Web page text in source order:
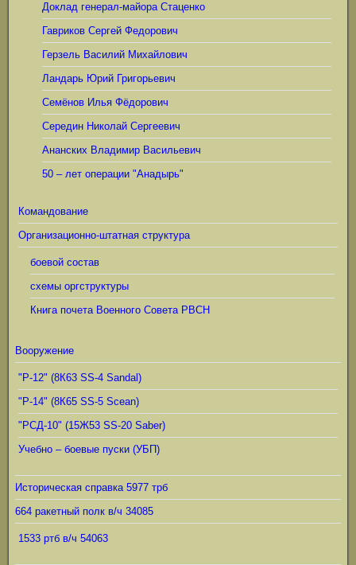
Доклад генерал-майора Стаценко
Гавриков Сергей Федорович
Герзель Василий Михайлович
Ландарь Юрий Григорьевич
Семёнов Илья Фёдорович
Середин Николай Сергеевич
Ананских Владимир Васильевич
50 – лет операции "Анадырь"
Командование
Организационно-штатная структура
боевой состав
схемы оргструктуры
Книга почета Военного Совета РВСН
Вооружение
"Р-12" (8К63 SS-4 Sandal)
"Р-14" (8К65 SS-5 Scean)
"РСД-10" (15Ж53 SS-20 Saber)
Учебно – боевые пуски (УБП)
Историческая справка 5977 трб
664 ракетный полк в/ч 34085
1533 ртб в/ч 54063